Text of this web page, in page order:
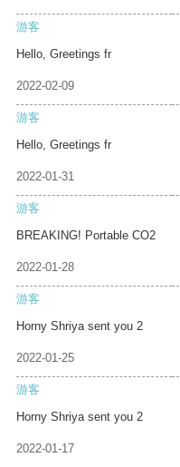
游客
Hello, Greetings fr
2022-02-09
游客
Hello, Greetings fr
2022-01-31
游客
BREAKING! Portable CO2
2022-01-28
游客
Horny Shriya sent you 2
2022-01-25
游客
Horny Shriya sent you 2
2022-01-17